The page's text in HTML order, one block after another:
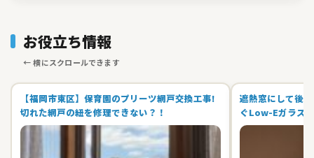
お役立ち情報
【福岡市東区】保育園のプリーツ網戸交換工事!
切れた網戸の紐を修理できない？！
遮熱窓にして後
ぐLow-Eガラス